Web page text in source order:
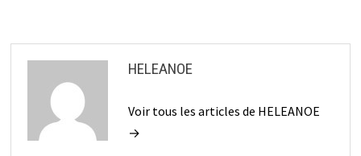
HELEANOE
Voir tous les articles de HELEANOE
→